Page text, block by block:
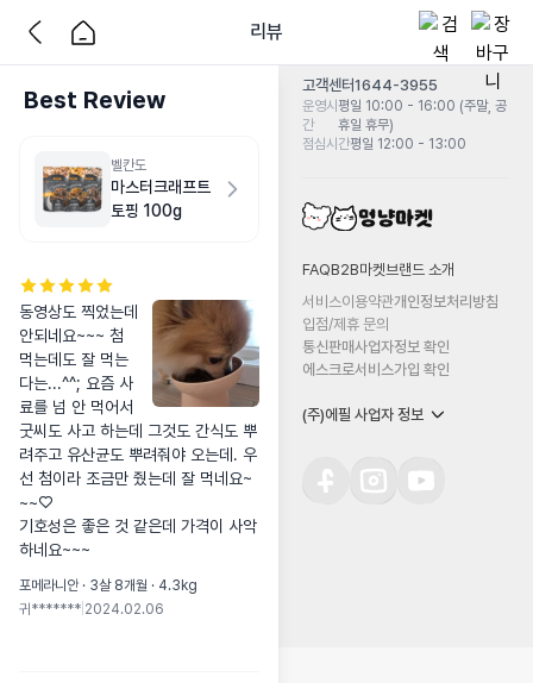
리뷰
Best Review
벨칸도
마스터크래프트
토핑 100g
동영상도 찍었는데
안되네요~~~ 첨
먹는데도 잘 먹는
다는...^^; 요즘 사
료를 넘 안 먹어서
굿씨도 사고 하는데 그것도 간식도 뿌
려주고 유산균도 뿌려줘야 오는데. 우
선 첨이라 조금만 줬는데 잘 먹네요~
~~♡
기호성은 좋은 것 같은데 가격이 사악
하네요~~~
포메라니안 · 3살 8개월 · 4.3kg
귀******* 2024.02.06
고객센터1644-3955
운영시
간
평일 10:00 - 16:00 (주말, 공
휴일 휴무)
점심시간평일 12:00 - 13:00
FAQB2B마켓 브랜드 소개
서비스이용약관개인정보처리방침
입점/제휴 문의
통신판매사업자정보 확인
에스크로서비스가입 확인
(주)에필 사업자 정보